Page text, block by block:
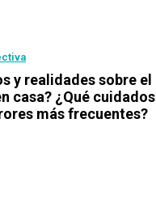
y realidades sobre el
casa? ¿Qué cuidados
más frecuentes?